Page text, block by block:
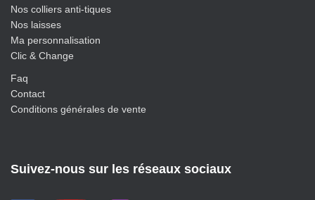
Nos colliers anti-tiques
Nos laisses
Ma personnalisation
Clic & Change
Faq
Contact
Conditions générales de vente
Suivez-nous sur les réseaux sociaux